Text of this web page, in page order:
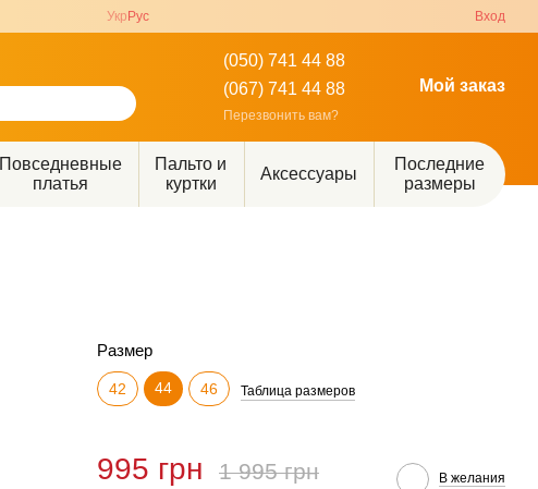
Укр Рус Вход
(050) 741 44 88
(067) 741 44 88
Перезвонить вам?
Мой заказ
Повседневные
платья
Пальто и
куртки
Аксессуары
Последние
размеры
Размер
42 44 46 Таблица размеров
995 грн 1 995 грн В желания